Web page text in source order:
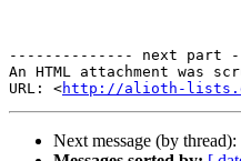
-------------- next part
An HTML attachment was
URL: <http://alioth-
Next message (by thread):